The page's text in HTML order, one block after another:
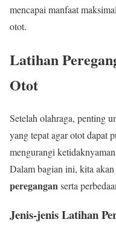
mencapai manfaat
otot.
Latihan
Otot
Setelah olahraga, penting
yang tepat agar otot dapat
mengurangi
Dalam bagian ini, kita
pereganganserta
Jenis-jenis Latihan